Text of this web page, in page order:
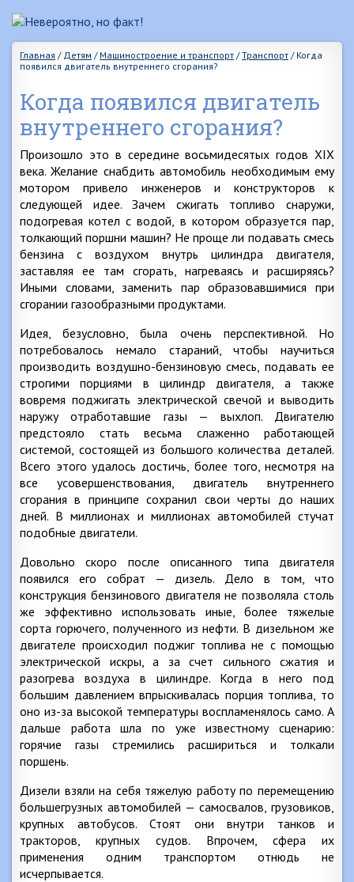
Главная / Детям / Машиностроение и транспорт /Транспорт / Когда
появился двигатель внутреннего сгорания?
Когда появился двигатель
внутреннего сгорания?
Произошло это в середине восьмидесятых годов XIX
века. Желание снабдить автомобиль необходимым ему
мотором привело инженеров и конструкторов к
следующей идее. Зачем сжигать топливо снаружи,
подогревая котел с водой, в котором образуется пар,
толкающий поршни машин? Не проще ли подавать смесь
бензина с воздухом внутрь цилиндра двигателя,
заставляя ее там сгорать, нагреваясь и расширяясь?
Иными словами, заменить пар образовавшимися при
сгорании газообразными продуктами.
Идея, безусловно, была очень перспективной. Но
потребовалось немало стараний, чтобы научиться
производить воздушно-бензиновую смесь, подавать ее
строгими порциями в цилиндр двигателя, а также
вовремя поджигать электрической свечой и выводить
наружу отработавшие газы — выхлоп. Двигателю
предстояло стать весьма слаженно работающей
системой, состоящей из большого количества деталей.
Всего этого удалось достичь, более того, несмотря на
все усовершенствования, двигатель внутреннего
сгорания в принципе сохранил свои черты до наших
дней. В миллионах и миллионах автомобилей стучат
подобные двигатели.
Довольно скоро после описанного типа двигателя
появился его собрат — дизель. Дело в том, что
конструкция бензинового двигателя не позволяла столь
же эффективно использовать иные, более тяжелые
сорта горючего, полученного из нефти. В дизельном же
двигателе происходил поджиг топлива не с помощью
электрической искры, а за счет сильного сжатия и
разогрева воздуха в цилиндре. Когда в него под
большим давлением впрыскивалась порция топлива, то
оно из-за высокой температуры воспламенялось само. А
дальше работа шла по уже известному сценарию:
горячие газы стремились расшириться и толкали
поршень.
Дизели взяли на себя тяжелую работу по перемещению
большегрузных автомобилей — самосвалов, грузовиков,
крупных автобусов. Стоят они внутри танков и
тракторов, крупных судов. Впрочем, сфера их
применения одним транспортом отнюдь не
исчерпывается.